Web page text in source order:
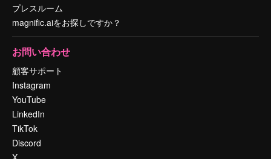
プレスルーム
magnific.aiをお探しですか？
お問い合わせ
顧客サポート
Instagram
YouTube
LinkedIn
TikTok
Discord